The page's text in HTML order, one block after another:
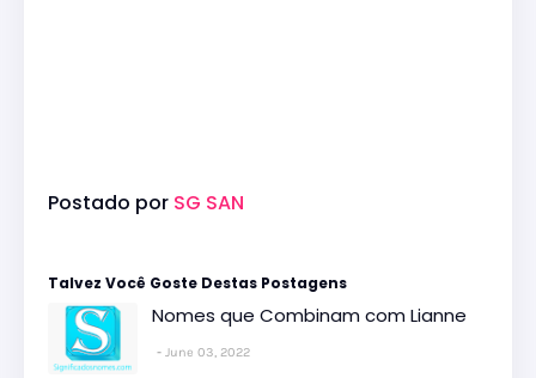
Postado por SG SAN
Talvez Você Goste Destas Postagens
Nomes que Combinam com Lianne
June 03, 2022